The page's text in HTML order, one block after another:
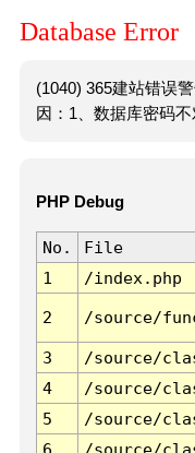
Database Error
(1040) 365建站错误
因：1、数据库密码不
PHP Debug
No. File
1
/index.php
2 /source/
3 /source/
4
/source/
5
/source/
6
/source/